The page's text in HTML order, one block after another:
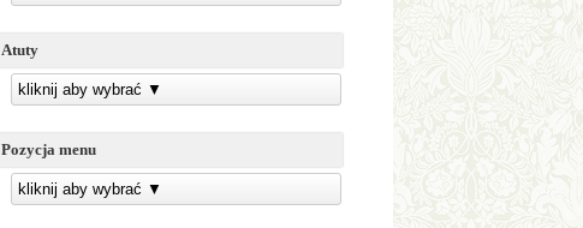
Atuty
kliknij aby wybrać ▼
Pozycja menu
kliknij aby wybrać ▼